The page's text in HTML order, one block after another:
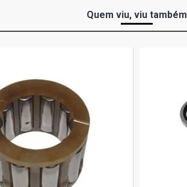
Quem viu, viu também